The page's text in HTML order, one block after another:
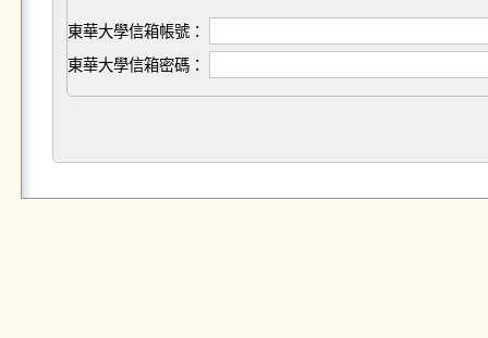
東華大學信箱帳號：
東華大學信箱密碼：